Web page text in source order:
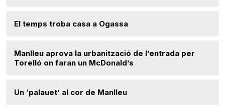
El temps troba casa a Ogassa
Manlleu aprova la urbanització de l’entrada per
Torelló on faran un McDonald’s
Un ‘palauet’ al cor de Manlleu